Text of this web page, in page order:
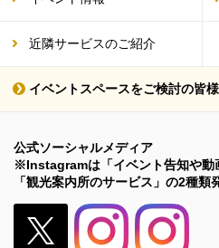
近隣サービスのご紹介
イベントスペースをご検討の皆
公式ソーシャルメディア
※Instagramは「イベント告知や動
「観光案内所のサービス」の2種類